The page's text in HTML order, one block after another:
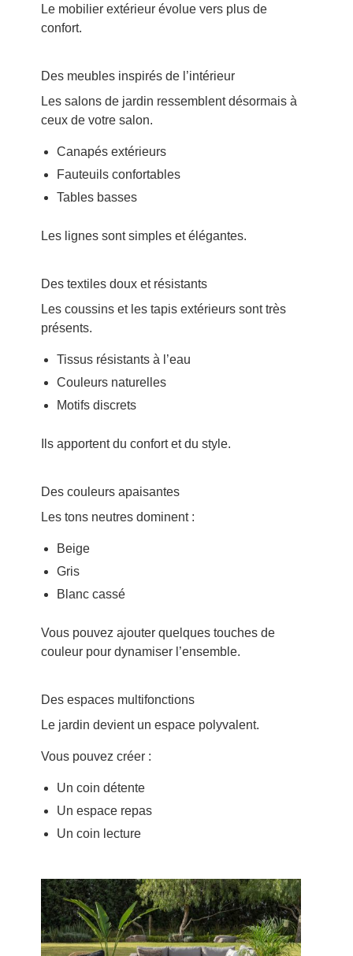
Le mobilier extérieur évolue vers plus de
confort.
Des meubles inspirés de l’intérieur
Les salons de jardin ressemblent désormais à
ceux de votre salon.
Canapés extérieurs
Fauteuils confortables
Tables basses
Les lignes sont simples et élégantes.
Des textiles doux et résistants
Les coussins et les tapis extérieurs sont très
présents.
Tissus résistants à l’eau
Couleurs naturelles
Motifs discrets
Ils apportent du confort et du style.
Des couleurs apaisantes
Les tons neutres dominent :
Beige
Gris
Blanc cassé
Vous pouvez ajouter quelques touches de
couleur pour dynamiser l’ensemble.
Des espaces multifonctions
Le jardin devient un espace polyvalent.
Vous pouvez créer :
Un coin détente
Un espace repas
Un coin lecture